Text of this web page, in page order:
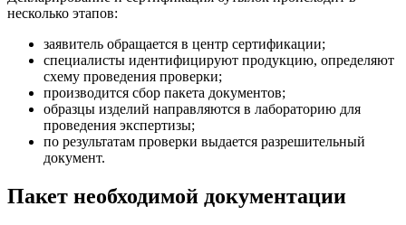
несколько этапов:
заявитель обращается в центр сертификации;
специалисты идентифицируют продукцию, определяют
схему проведения проверки;
производится сбор пакета документов;
образцы изделий направляются в лабораторию для
проведения экспертизы;
по результатам проверки выдается разрешительный
документ.
Пакет необходимой документации